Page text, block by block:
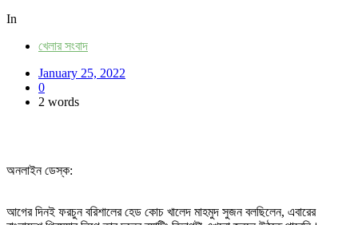
In
খেলার সংবাদ
January 25, 2022
0
2 words
অনলাইন ডেস্ক:
আগের দিনই ফরচুন বরিশালের হেড কোচ খালেদ মাহমুদ সুজন বলছিলেন, এবারের